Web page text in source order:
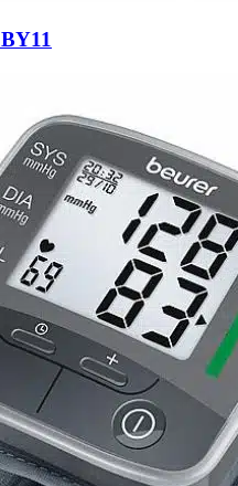
מד חום עם תוצאה מיידית דגם BY11